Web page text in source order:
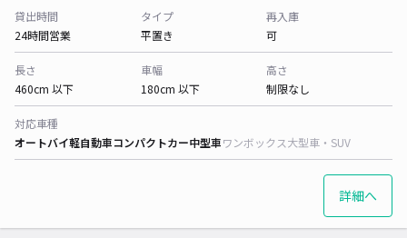
貸出時間
24時間営業
タイプ
平置き
再入庫
可
長さ
460cm 以下
車幅
180cm 以下
高さ
制限なし
対応車種
オートバイ軽自動車コンパクトカー中型車ワンボックス大型車・SUV
詳細へ